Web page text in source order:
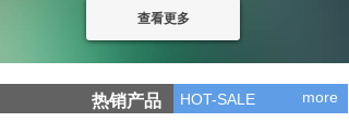
查看更多
more
热销产品 HOT-SALE